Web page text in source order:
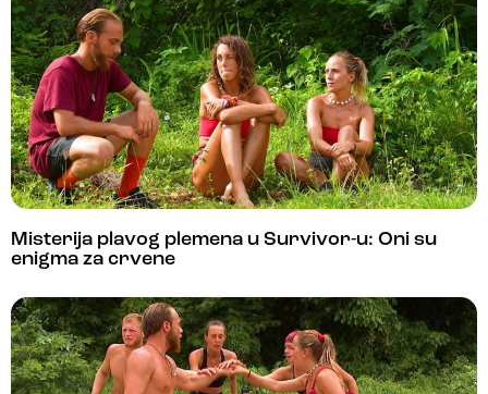
Misterija plavog plemena u Survivor-u: Oni su
enigma za crvene